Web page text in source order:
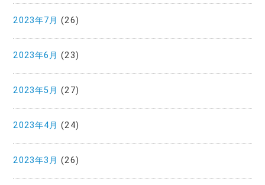
2023年7月 (26)
2023年6月 (23)
2023年5月 (27)
2023年4月 (24)
2023年3月 (26)